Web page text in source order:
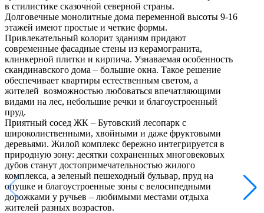
в стилистике сказочной северной страны.
Долговечные монолитные дома переменной высоты 9-16
этажей имеют простые и четкие формы.
Привлекательный колорит зданиям придают
современные фасадные стены из керамогранита,
клинкерной плитки и кирпича. Узнаваемая особенность
скандинавского дома – большие окна. Такое решение
обеспечивает квартиры естественным светом, а
жителей возможностью любоваться впечатляющими
видами на лес, небольшие речки и благоустроенный
пруд.
Приятный сосед ЖК – Бутовский лесопарк с
широколиственными, хвойными и даже фруктовыми
деревьями. Жилой комплекс бережно интегрируется в
природную зону: десятки сохраненных многовековых
дубов станут достопримечательностью жилого
комплекса, а зеленый пешеходный бульвар, пруд на
опушке и благоустроенные зоны с велосипедными
дорожками у ручьев – любимыми местами отдыха
жителей разных возрастов.